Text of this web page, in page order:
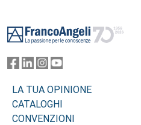
LA TUA OPINIONE
CATALOGHI
CONVENZIONI